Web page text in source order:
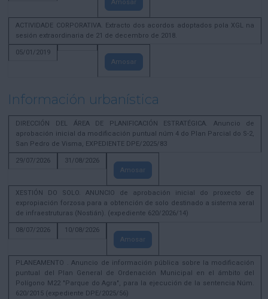
Amosar
ACTIVIDADE CORPORATIVA. Extracto dos acordos adoptados pola XGL na
sesión extraordinaria de 21 de decembro de 2018.
05/01/2019
Amosar
Información urbanística
DIRECCIÓN DEL ÁREA DE PLANIFICACIÓN ESTRATÉGICA. Anuncio de
aprobación inicial da modificación puntual núm 4 do Plan Parcial do S-2,
San Pedro de Visma, EXPEDIENTE DPE/2025/83
29/07/2026
31/08/2026
Amosar
XESTIÓN DO SOLO. ANUNCIO de aprobación inicial do proxecto de
expropiación forzosa para a obtención de solo destinado a sistema xeral
de infraestruturas (Nostián). (expediente 620/2026/14)
08/07/2026
10/08/2026
Amosar
PLANEAMENTO . Anuncio de información pública sobre la modificación
puntual del Plan General de Ordenación Municipal en el ámbito del
Polígono M22 "Parque do Agra", para la ejecución de la sentencia Núm.
620/2015 (expediente DPE/2025/56)